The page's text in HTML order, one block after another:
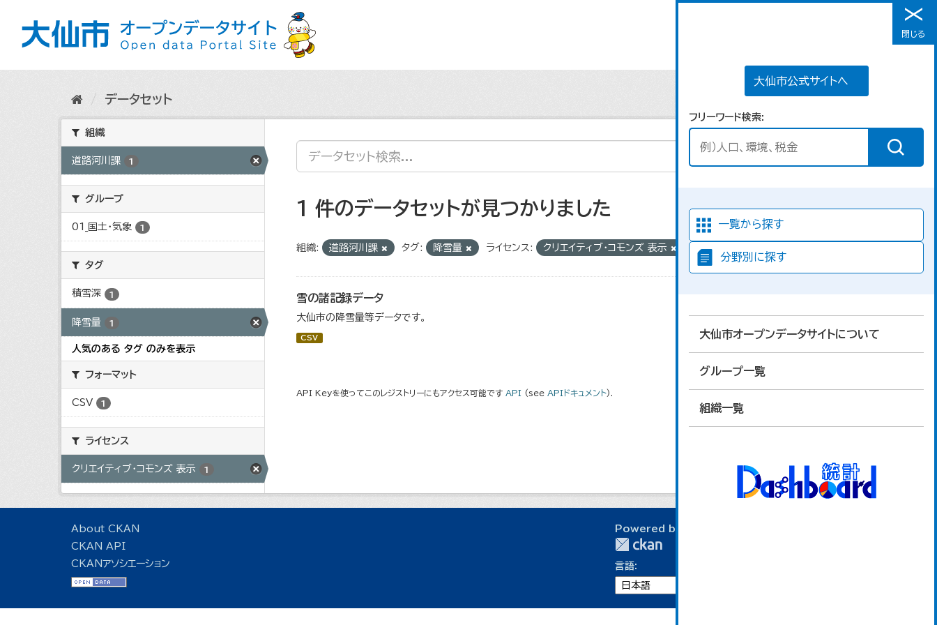
メニュー
大仙市公式サイトへ
フリーワード検索
一覧から探す
分野別に探す
大仙市オープンデータサイトについて
グループ一覧
組織一覧
閉じる
データセット
組織
道路河川課 1
グループ
01_国土・気象 1
タグ
積雪深 1
降雪量 1
人気のある タグ のみを表示
フォーマット
CSV 1
ライセンス
クリエイティブ・コモンズ 表示 1
1 件のデータセットが見つかりました
組織: 道路河川課 タグ: 降雪量 ライセンス: クリエイティブ・コモンズ 表示
雪の諸記録データ
大仙市の降雪量等データです。
CSV
API Keyを使ってこのレジストリーにもアクセス可能です API (see APIドキュメント).
About CKAN
CKAN API
CKANアソシエーション
Powered by
言語